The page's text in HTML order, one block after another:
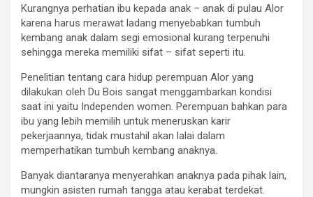
Kurangnya perhatian ibu kepada anak – anak di pulau Alor
karena harus merawat ladang menyebabkan tumbuh
kembang anak dalam segi emosional kurang terpenuhi
sehingga mereka memiliki sifat – sifat seperti itu.
Penelitian tentang cara hidup perempuan Alor yang
dilakukan oleh Du Bois sangat menggambarkan kondisi
saat ini yaitu Independen women. Perempuan bahkan para
ibu yang lebih memilih untuk meneruskan karir
pekerjaannya, tidak mustahil akan lalai dalam
memperhatikan tumbuh kembang anaknya.
Banyak diantaranya menyerahkan anaknya pada pihak lain,
mungkin asisten rumah tangga atau kerabat terdekat.